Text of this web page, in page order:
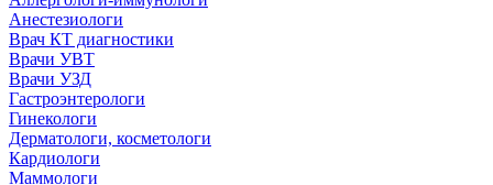
Анестезиологи
Врач КТ диагностики
Врачи УВТ
Врачи УЗД
Гастроэнтерологи
Гинекологи
Дерматологи, косметологи
Кардиологи
Маммологи